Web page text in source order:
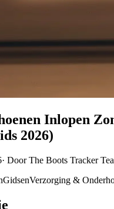
Inlopen
2026)
· Door The Boots Tracker
GidsenVerzorging &